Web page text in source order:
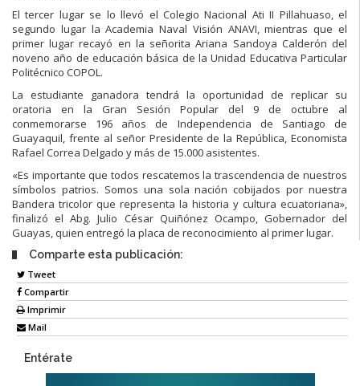
El tercer lugar se lo llevó el Colegio Nacional Ati II Pillahuaso, el
segundo lugar la Academia Naval Visión ANAVI, mientras que el
primer lugar recayó en la señorita Ariana Sandoya Calderón del
noveno año de educación básica de la Unidad Educativa Particular
Politécnico COPOL.
La estudiante ganadora tendrá la oportunidad de replicar su
oratoria en la Gran Sesión Popular del 9 de octubre al
conmemorarse 196 años de Independencia de Santiago de
Guayaquil, frente al señor Presidente de la República, Economista
Rafael Correa Delgado y más de 15.000 asistentes.
«Es importante que todos rescatemos la trascendencia de nuestros
símbolos patrios. Somos una sola nación cobijados por nuestra
Bandera tricolor que representa la historia y cultura ecuatoriana»,
finalizó el Abg. Julio César Quiñónez Ocampo, Gobernador del
Guayas, quien entregó la placa de reconocimiento al primer lugar.
Comparte esta publicación:
Tweet
Compartir
Imprimir
Mail
Entérate